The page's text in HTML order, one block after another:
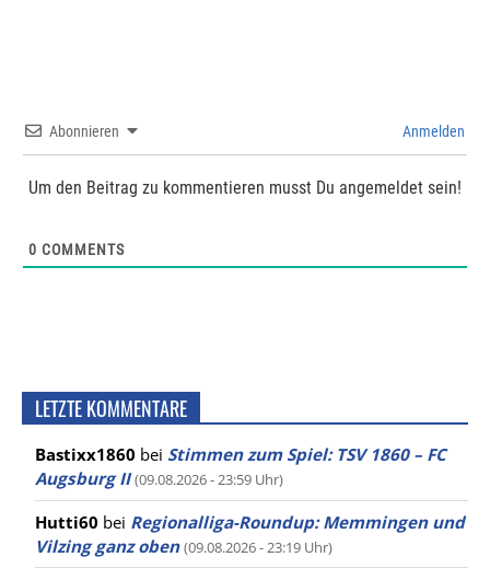
Abonnieren Anmelden
Um den Beitrag zu kommentieren musst Du angemeldet sein!
0 COMMENTS
LETZTE KOMMENTARE
Bastixx1860 bei Stimmen zum Spiel: TSV 1860 – FC
Augsburg II (09.08.2026 - 23:59 Uhr)
Hutti60 bei Regionalliga-Roundup: Memmingen und
Vilzing ganz oben (09.08.2026 - 23:19 Uhr)